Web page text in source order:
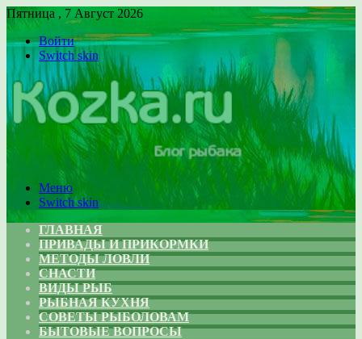
Пятница , 7 Август 2026
Войти
Switch skin
Меню
Switch skin
ГЛАВНАЯ
ПРИВАДЫ И ПРИКОРМКИ
МЕТОДЫ ЛОВЛИ
СНАСТИ
ВИДЫ РЫБ
РЫБНАЯ КУХНЯ
СОВЕТЫ РЫБОЛОВАМ
БЫТОВЫЕ ВОПРОСЫ